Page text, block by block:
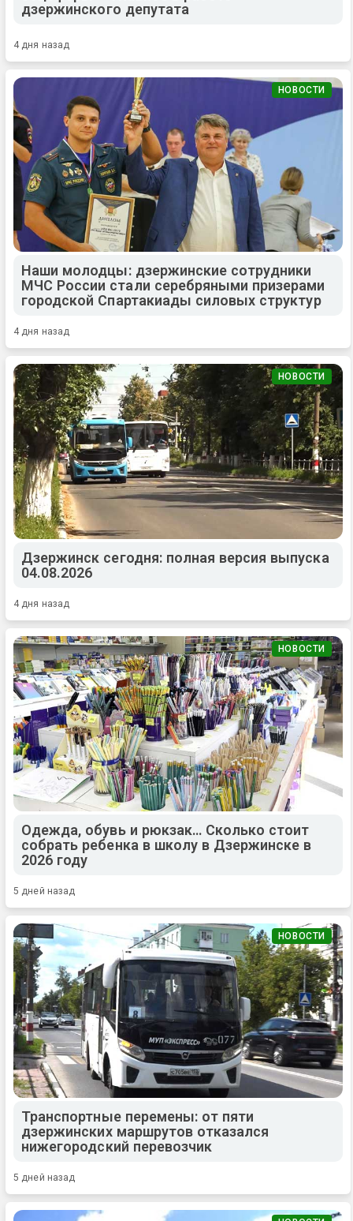
дзержинского депутата
4 дня назад
НОВОСТИ
Наши молодцы: дзержинские сотрудники
МЧС России стали серебряными призерами
городской Спартакиады силовых структур
4 дня назад
НОВОСТИ
Дзержинск сегодня: полная версия выпуска
04.08.2026
4 дня назад
НОВОСТИ
Одежда, обувь и рюкзак… Сколько стоит
собрать ребенка в школу в Дзержинске в
2026 году
5 дней назад
НОВОСТИ
Транспортные перемены: от пяти
дзержинских маршрутов отказался
нижегородский перевозчик
5 дней назад